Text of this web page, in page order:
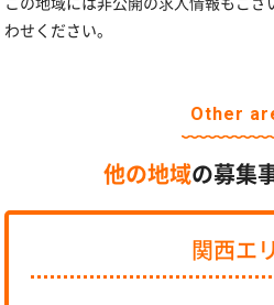
この地域には非公開の求人情報もご
わせください。
Other
他の地域の募集
関西エ